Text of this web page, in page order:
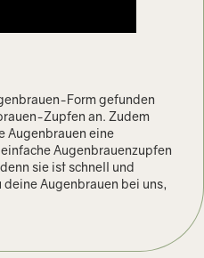
Form gefunden
Zupfen an. Zudem
Augenbrauen eine
Augenbrauenzupfen
sie ist schnell und
Augenbrauen bei uns,